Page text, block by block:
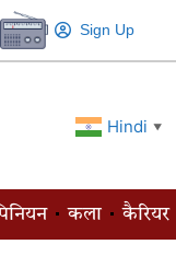
Sign Up
Hindi ▼
कला कैरियर